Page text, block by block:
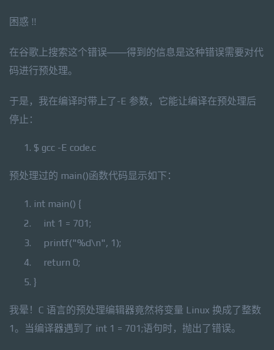
困惑 !!
在谷歌上搜索这个错误——得到的信息是这种错误需要对代
码进行预处理。
于是，我在编译时带上了-E 参数，它能让编译在预处理后
停止：
$ gcc -E code.c
预处理过的 main()函数代码显示如下：
int main() {
int 1 = 701;
printf("%d\n", 1);
return 0;
}
我晕！C 语言的预处理编辑器竟然将变量 Linux 换成了整数
1。当编译器遇到了 int 1 = 701;语句时，抛出了错误。